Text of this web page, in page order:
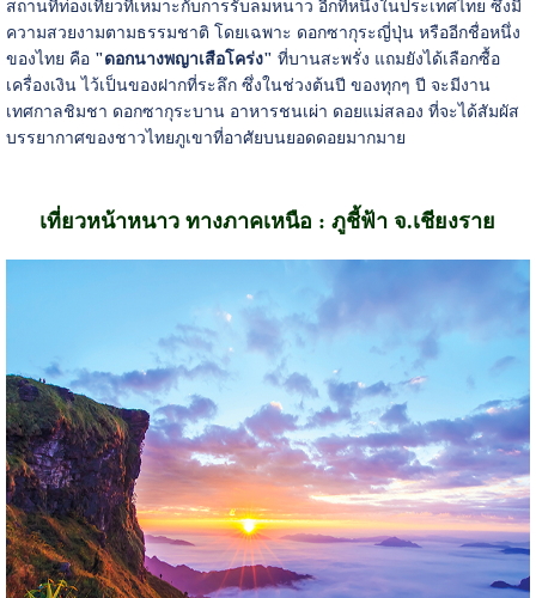
สถานที่ท่องเที่ยวที่เหมาะกับการรับลมหนาว อีกที่หนึ่งในประเทศไทย ซึ่งมี
ความสวยงามตามธรรมชาติ โดยเฉพาะ ดอกซากุระญี่ปุ่น หรืออีกชื่อหนึ่ง
ของไทย คือ "ดอกนางพญาเสือโคร่ง" ที่บานสะพรั่ง แถมยังได้เลือกซื้อ
เครื่องเงิน ไว้เป็นของฝากที่ระลึก ซึ่งในช่วงต้นปี ของทุกๆ ปี จะมีงาน
เทศกาลชิมชา ดอกซากุระบาน อาหารชนเผ่า ดอยแม่สลอง ที่จะได้สัมผัส
บรรยากาศของชาวไทยภูเขาที่อาศัยบนยอดดอยมากมาย
เที่ยวหน้าหนาว ทางภาคเหนือ : ภูชี้ฟ้า จ.เชียงราย